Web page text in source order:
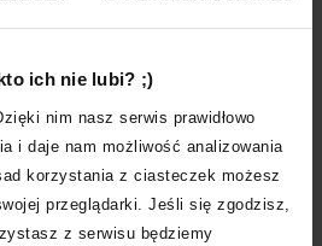
ich nie lubi? ;)
nim nasz serwis prawidłowo
i daje nam możliwość analizowania
korzystania z ciasteczek możesz
przeglądarki. Jeśli się zgodzisz,
z serwisu będziemy
ogólnopolskich
efektach działań,
innowacyjności i
na przyszłość branż i